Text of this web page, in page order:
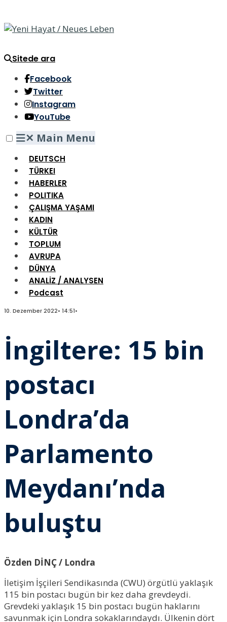
Sitede ara
Facebook
Twitter
Instagram
YouTube
✕ Main Menu
DEUTSCH
TÜRKEI
HABERLER
POLITIKA
ÇALIŞMA YAŞAMI
KADIN
KÜLTÜR
TOPLUM
AVRUPA
DÜNYA
ANALİZ / ANALYSEN
Podcast
10. Dezember 2022• 14:51•
İngiltere: 15 bin
postacı
Londra’da
Parlamento
Meydanı’nda
buluştu
Özden DİNÇ / Londra
İletişim İşçileri Sendikasında (CWU) örgütlü yaklaşık
115 bin postacı bugün bir kez daha grevdeydi.
Grevdeki yaklaşık 15 bin postacı bugün haklarını
savunmak için Londra sokaklarındaydı. Ülkenin dört